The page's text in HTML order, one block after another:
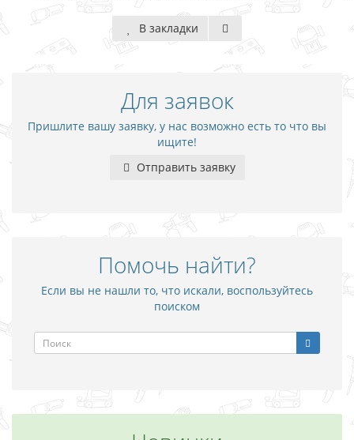
В закладки
Для заявок
Пришлите вашу заявку, у нас возможно есть то что вы
ищите!
Отправить заявку
Помочь найти?
Если вы не нашли то, что искали, воспользуйтесь
поиском